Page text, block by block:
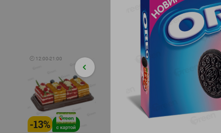
🕘 12:00-21:00
-13%